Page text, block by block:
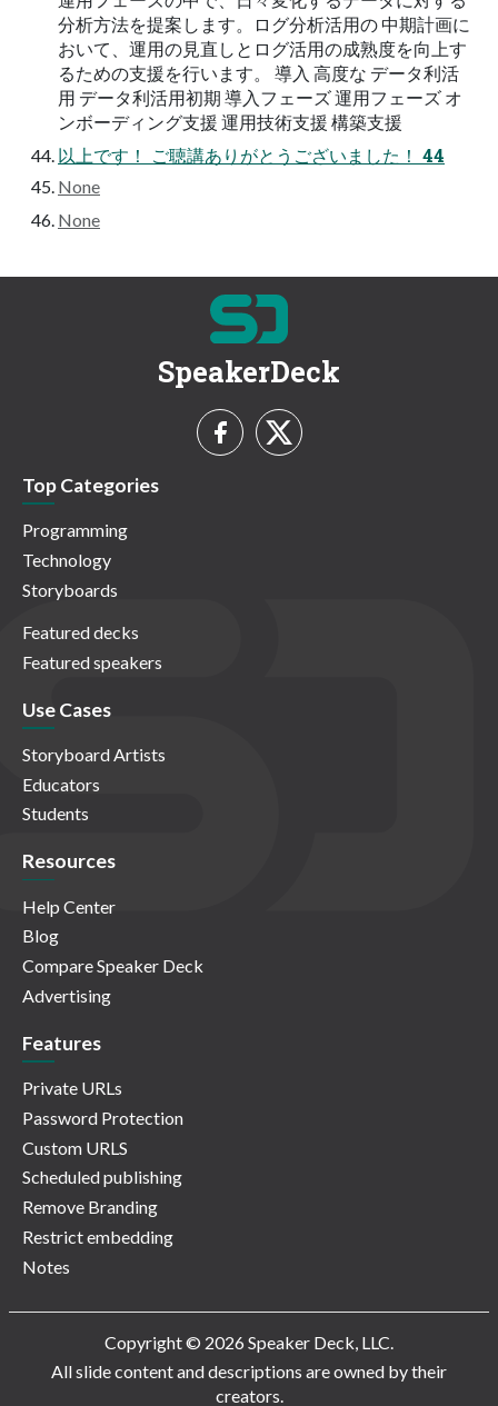
分析⽅法を提案します。ログ分析活⽤の 中期計画に
おいて、運⽤の⾒直しとログ活⽤の成熟度を向上す
るための⽀援を⾏います。 導⼊ ⾼度な データ利活
⽤ データ利活⽤初期 導⼊フェーズ 運⽤フェーズ オ
ンボーディング⽀援 運⽤技術⽀援 構築⽀援
以上です！ ご聴講ありがとうございました！ 44
None
None
SpeakerDeck
Top Categories
Programming
Technology
Storyboards
Featured decks
Featured speakers
Use Cases
Storyboard Artists
Educators
Students
Resources
Help Center
Blog
Compare Speaker Deck
Advertising
Features
Private URLs
Password Protection
Custom URLS
Scheduled publishing
Remove Branding
Restrict embedding
Notes
Copyright © 2026 Speaker Deck, LLC.
All slide content and descriptions are owned by their
creators.